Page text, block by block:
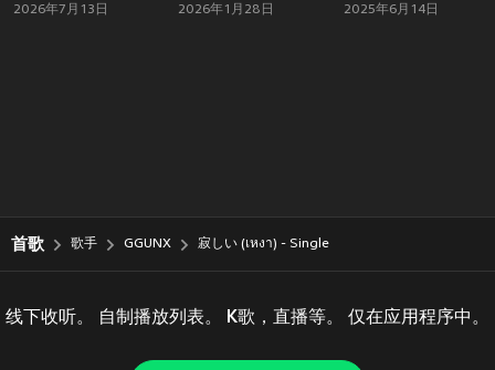
2026年7月13日 2026年1月28日 2025年6月14日
首歌 歌手 GGUNX 寂しい (เหงา) - Single
线下收听。 自制播放列表。 K歌，直播等。 仅在应用程序中。